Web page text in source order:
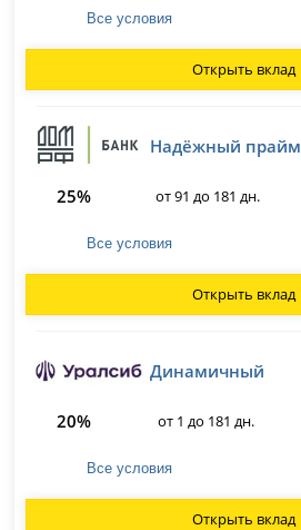
Все условия
Открыть вклад
Надёжный прайм
25% от 91 до 181 дн.
Все условия
Открыть вклад
Динамичный
20% от 1 до 181 дн.
Все условия
Открыть вклад